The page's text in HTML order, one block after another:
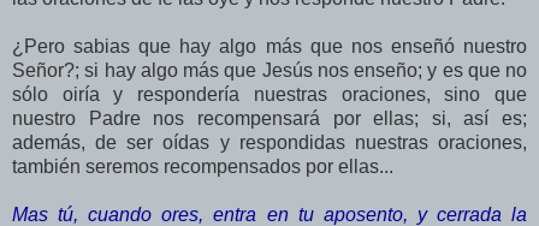
¿Pero sabias que hay algo más que nos enseñó nuestro
Señor?; si hay algo más que Jesús nos enseño; y es que no
sólo oiría y respondería nuestras oraciones, sino que
nuestro Padre nos recompensará por ellas; si, así es;
además, de ser oídas y respondidas nuestras oraciones,
también seremos recompensados por ellas...
Mas tú, cuando ores, entra en tu aposento, y cerrada la